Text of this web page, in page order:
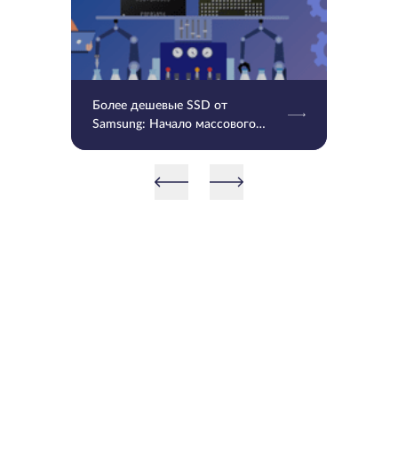
Более дешевые SSD от
Samsung: Начало массового